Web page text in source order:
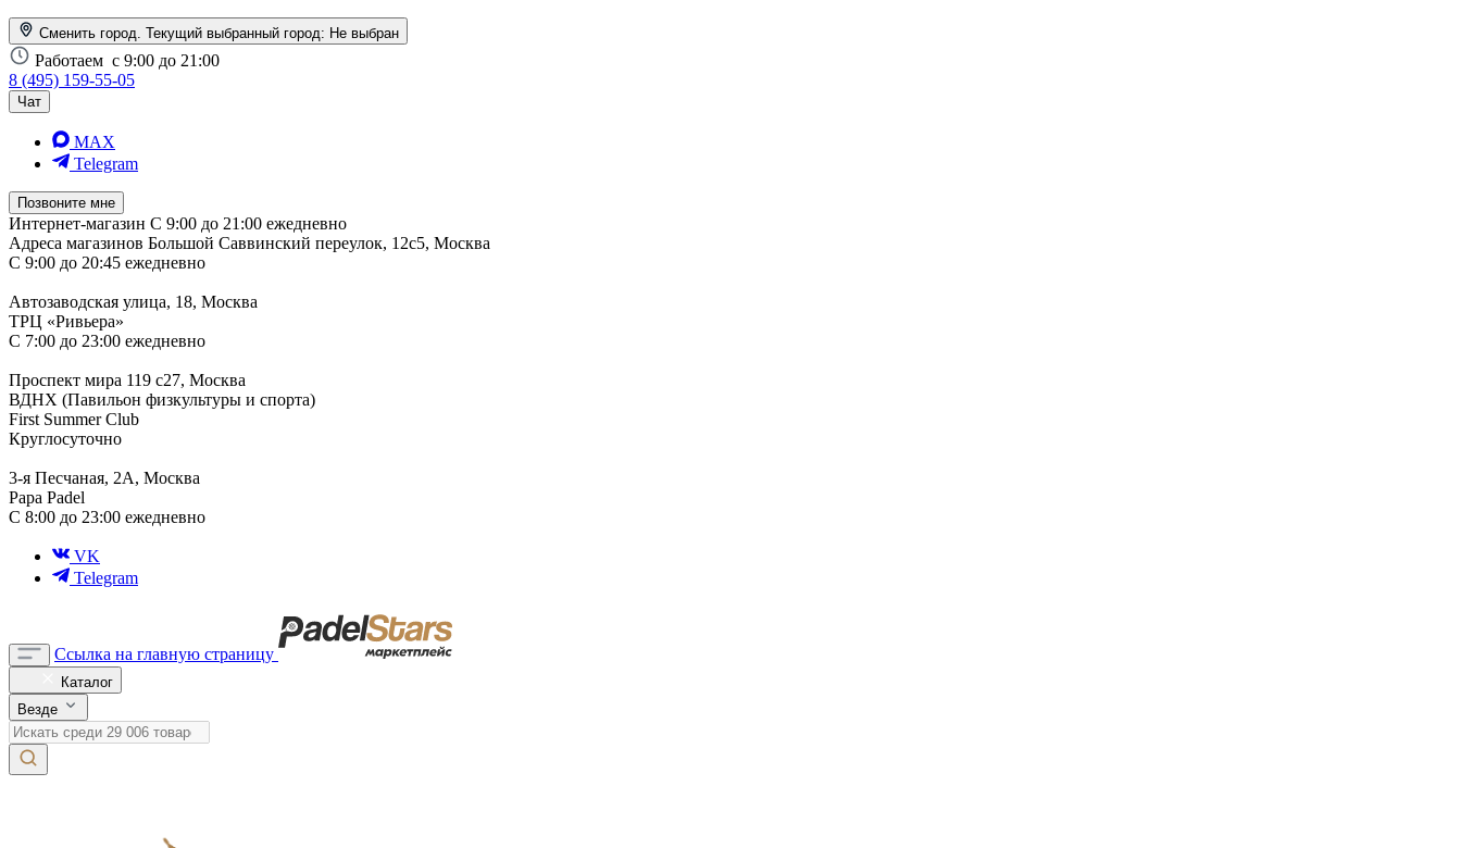
Сменить город. Текущий выбранный город: Не выбран
Работаем с 9:00 до 21:00
8 (495) 159-55-05
Чат
MAX
Telegram
Позвоните мне
Интернет-магазин С 9:00 до 21:00 ежедневно
Адреса магазинов Большой Саввинский переулок, 12с5, Москва
С 9:00 до 20:45 ежедневно
Автозаводская улица, 18, Москва
ТРЦ «Ривьера»
С 7:00 до 23:00 ежедневно
Проспект мира 119 с27, Москва
ВДНХ (Павильон физкультуры и спорта)
First Summer Club
Круглосуточно
3-я Песчаная, 2А, Москва
Papa Padel
С 8:00 до 23:00 ежедневно
VK
Telegram
Ссылка на главную страницу
Каталог
Везде